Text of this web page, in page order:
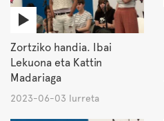
Zortziko handia. Ibai
Lekuona eta Kattin
Madariaga
2023-06-03 Iurreta